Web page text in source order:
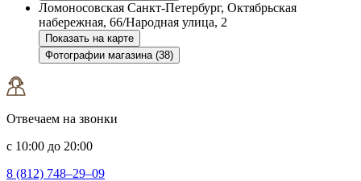
Ломоносовская Санкт-Петербург, Октябрьская
набережная, 66/Народная улица, 2
Показать на карте
Фотографии магазина (38)
Отвечаем на звонки
с 10:00 до 20:00
8 (812) 748–29–09